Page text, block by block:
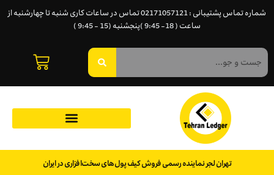
شماره تماس پشتیبانی : 02171057121 تماس در ساعات کاری شنبه تا چهارشنبه از
ساعت ( 18- 9:45 )پنجشنبه (15 - 9:45 )
تهران لجر نماینده رسمی فروش کیف پول‌های سخت‌افزاری در ایران